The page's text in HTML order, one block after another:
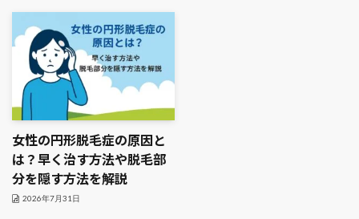
女性の円形脱毛症の原因と
は？早く治す方法や脱毛部
分を隠す方法を解説
2026年7月31日